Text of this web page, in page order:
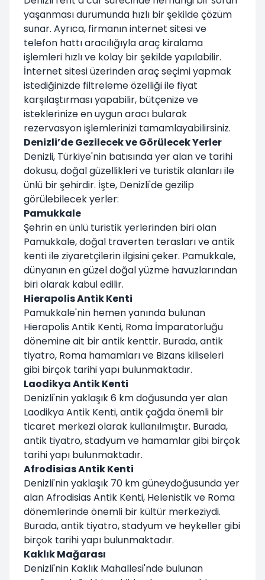
yaşanması durumunda hızlı bir şekilde çözüm
sunar. Ayrıca, firmanın internet sitesi ve
telefon hattı aracılığıyla araç kiralama
işlemleri hızlı ve kolay bir şekilde yapılabilir.
İnternet sitesi üzerinden araç seçimi yapmak
istediğinizde filtreleme özelliği ile fiyat
karşılaştırması yapabilir, bütçenize ve
isteklerinize en uygun aracı bularak
rezervasyon işlemlerinizi tamamlayabilirsiniz.
Denizli’de Gezilecek ve Görülecek Yerler
Denizli, Türkiye'nin batısında yer alan ve tarihi
dokusu, doğal güzellikleri ve turistik alanları ile
ünlü bir şehirdir. İşte, Denizli'de gezilip
görülebilecek yerler:
Pamukkale
Şehrin en ünlü turistik yerlerinden biri olan
Pamukkale, doğal traverten terasları ve antik
kenti ile ziyaretçilerin ilgisini çeker. Pamukkale,
dünyanın en güzel doğal yüzme havuzlarından
biri olarak kabul edilir.
Hierapolis Antik Kenti
Pamukkale'nin hemen yanında bulunan
Hierapolis Antik Kenti, Roma İmparatorluğu
dönemine ait bir antik kenttir. Burada, antik
tiyatro, Roma hamamları ve Bizans kiliseleri
gibi birçok tarihi yapı bulunmaktadır.
Laodikya Antik Kenti
Denizli'nin yaklaşık 6 km doğusunda yer alan
Laodikya Antik Kenti, antik çağda önemli bir
ticaret merkezi olarak kullanılmıştır. Burada,
antik tiyatro, stadyum ve hamamlar gibi birçok
tarihi yapı bulunmaktadır.
Afrodisias Antik Kenti
Denizli'nin yaklaşık 70 km güneydoğusunda yer
alan Afrodisias Antik Kenti, Helenistik ve Roma
dönemlerinde önemli bir kültür merkeziydi.
Burada, antik tiyatro, stadyum ve heykeller gibi
birçok tarihi yapı bulunmaktadır.
Kaklık Mağarası
Denizli'nin Kaklık Mahallesi'nde bulunan